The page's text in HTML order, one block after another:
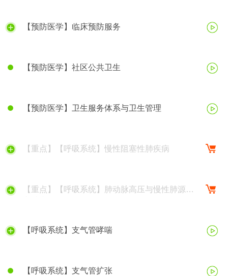
【预防医学】临床预防服务
【预防医学】社区公共卫生
【预防医学】卫生服务体系与卫生管理
【重点】【呼吸系统】慢性阻塞性肺疾病
【重点】【呼吸系统】肺动脉高压与慢性肺源性
【呼吸系统】支气管哮喘
【呼吸系统】支气管扩张